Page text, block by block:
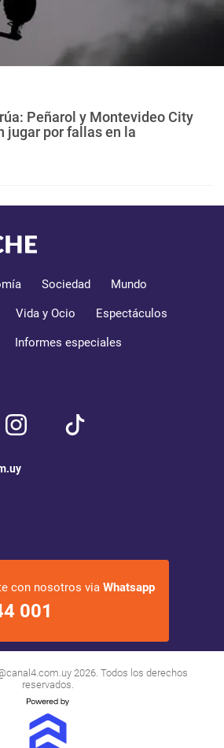
Peñarol y Montevideo City
jugar por fallas en la
Sociedad Mundo
Vida y Ocio Espectáculos
Informes especiales
con nosotros via Whatsapp
001
2026. Todos los derechos
reservados.